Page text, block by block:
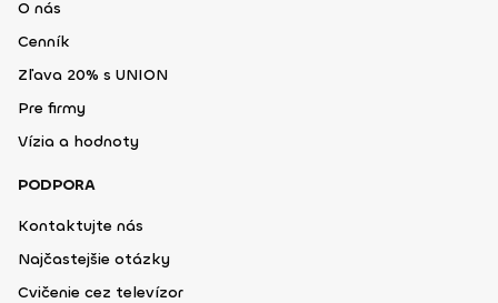
O nás
Cenník
Zľava 20% s UNION
Pre firmy
Vízia a hodnoty
PODPORA
Kontaktujte nás
Najčastejšie otázky
Cvičenie cez televízor